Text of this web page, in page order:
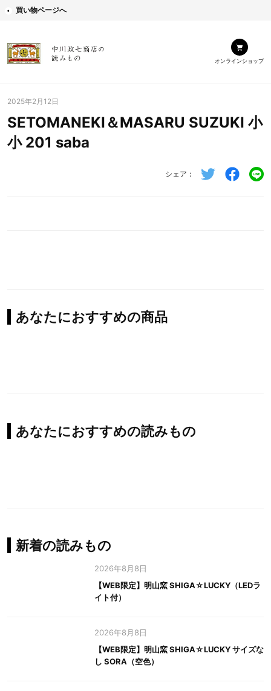
買い物ページへ
オンラインショップ
2025年2月12日
SETOMANEKI＆MASARU SUZUKI 小
小 201 saba
シェア
あなたにおすすめの商品
あなたにおすすめの読みもの
新着の読みもの
2026年8月8日
【WEB限定】明山窯 SHIGA☆LUCKY（LEDラ
イト付）
2026年8月8日
【WEB限定】明山窯 SHIGA☆LUCKY サイズな
し SORA（空色）